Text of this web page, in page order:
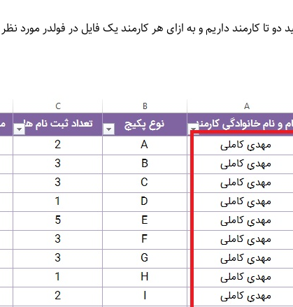
کارمند داریم و به ازای هر کارمند یک فایل در فولدر مورد